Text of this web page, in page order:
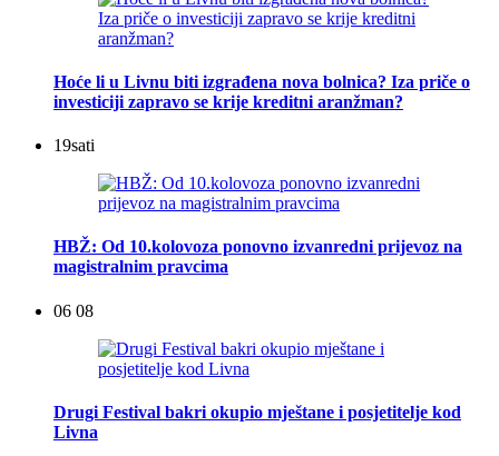
Hoće li u Livnu biti izgrađena nova bolnica? Iza priče o
investiciji zapravo se krije kreditni aranžman?
19sati
HBŽ: Od 10.kolovoza ponovno izvanredni prijevoz na
magistralnim pravcima
06 08
Drugi Festival bakri okupio mještane i posjetitelje kod
Livna